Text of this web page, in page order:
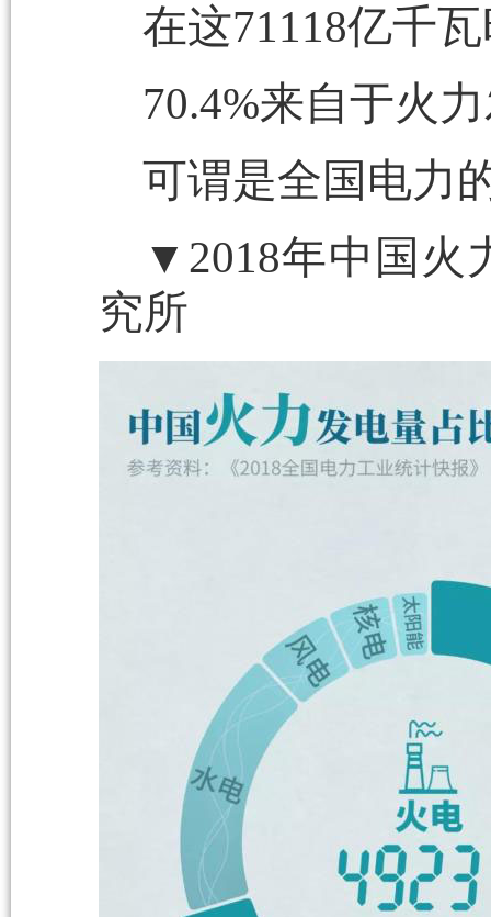
在这71118亿千
70.4%来自于火
可谓是全国电力
▼2018年中国火
究所